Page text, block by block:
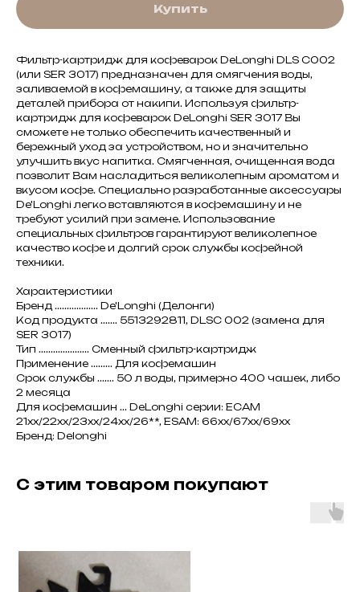
Купить
Фильтр-картридж для кофеварок DeLonghi DLS C002
(или SER 3017) предназначен для смягчения воды,
заливаемой в кофемашину, а также для защиты
деталей прибора от накипи. Используя фильтр-
картридж для кофеварок DeLonghi SER 3017 Вы
сможете не только обеспечить качественный и
бережный уход за устройством, но и значительно
улучшить вкус напитка. Смягченная, очищенная вода
позволит Вам насладиться великолепным ароматом и
вкусом кофе. Специально разработанные аксессуары
De'Longhi легко вставляются в кофемашину и не
требуют усилий при замене. Использование
специальных фильтров гарантируют великолепное
качество кофе и долгий срок службы кофейной
техники.
Характеристики
Бренд .................. De'Longhi (Делонги)
Код продукта ....... 5513292811, DLSC 002 (замена для
SER 3017)
Тип ..................... Сменный фильтр-картридж
Применение ......... Для кофемашин
Срок службы ....... 50 л воды, примерно 400 чашек, либо
2 месяца
Для кофемашин ... DeLonghi серии: ECAM
21xx/22xx/23xx/24xx/26**, ESAM: 66xx/67xx/69xx
Бренд: Delonghi
С этим товаром покупают